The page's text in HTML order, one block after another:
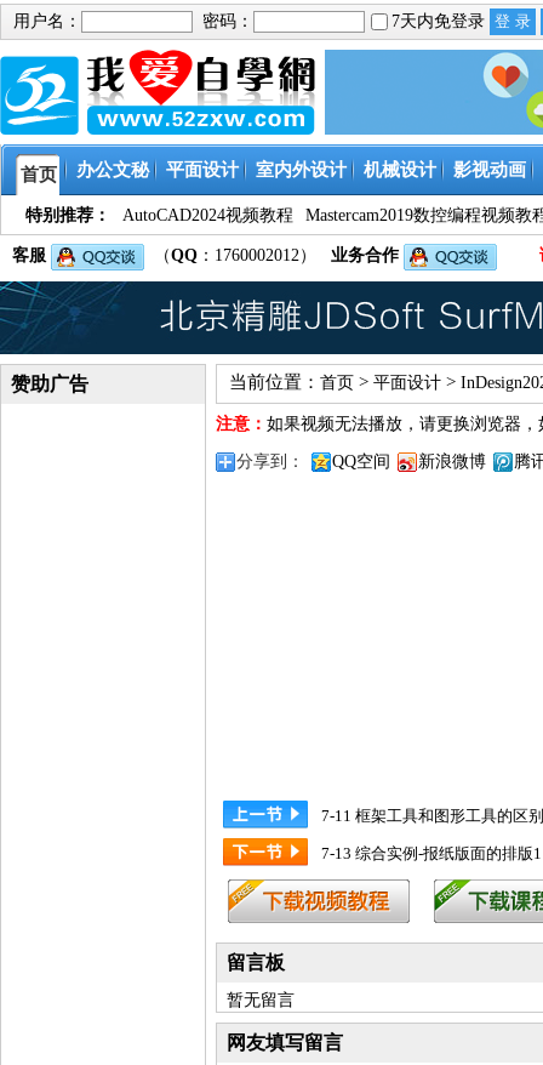
用户名： 密码： 7天内免登录
首页 办公文秘 平面设计 室内外设计 机械设计 影视动画
特别推荐： AutoCAD2024视频教程 Mastercam2019数控编程视频教
客服 （QQ ：1760002012） 业务合作
赞助广告 当前位置： 首页 > 平面设计 >
注意： 如果视频无法播放，请更换浏览器，
分享到： QQ空间 新浪微博 腾
7-11 框架工具和图形工具的区别
7-13 综合实例-报纸版面的排版1
留言板
暂无留言
网友填写留言